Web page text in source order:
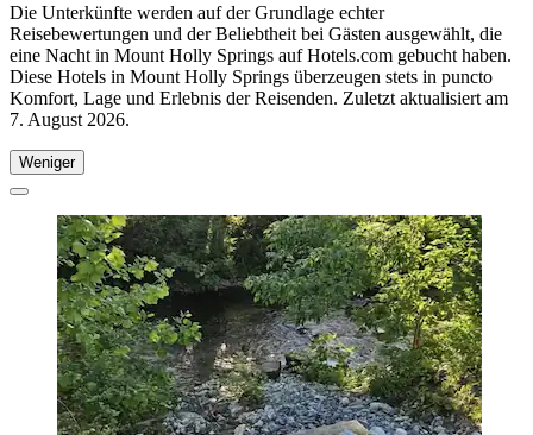
Die Unterkünfte werden auf der Grundlage echter
Reisebewertungen und der Beliebtheit bei Gästen ausgewählt, die
eine Nacht in Mount Holly Springs auf Hotels.com gebucht haben.
Diese Hotels in Mount Holly Springs überzeugen stets in puncto
Komfort, Lage und Erlebnis der Reisenden. Zuletzt aktualisiert am
7. August 2026.
Weniger